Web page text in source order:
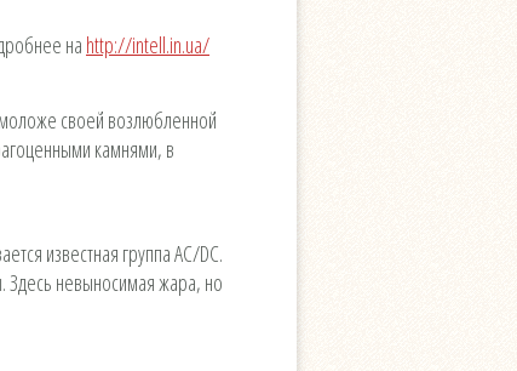
на http://intell.in.ua/
своей возлюбленной
камнями, в
известная группа AC/DC.
Здесь невыносимая жара, но